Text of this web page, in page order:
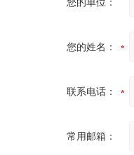
您的姓名：
联系电话：
常用邮箱：